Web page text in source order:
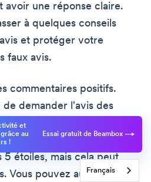
avoir une réponse claire.
à quelques conseils
et protéger votre
faux avis.
commentaires positifs.
demander l'avis des
bonne expérience
C'est le meilleur moyen
étoiles, mais cela peut
Vous pouvez automatiser
et
au
!
Essai gratuit de Beambox
Français